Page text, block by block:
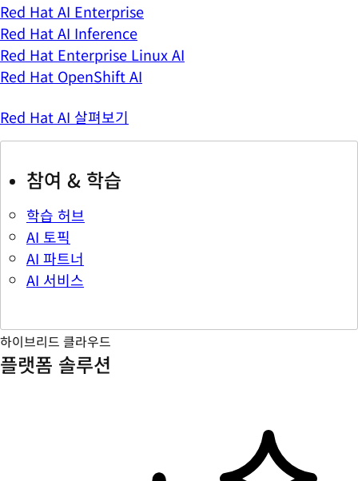
Red Hat AI Enterprise
Red Hat AI Inference
Red Hat Enterprise Linux AI
Red Hat OpenShift AI
Red Hat AI 살펴보기
참여 & 학습
학습 허브
AI 토픽
AI 파트너
AI 서비스
하이브리드 클라우드
플랫폼 솔루션